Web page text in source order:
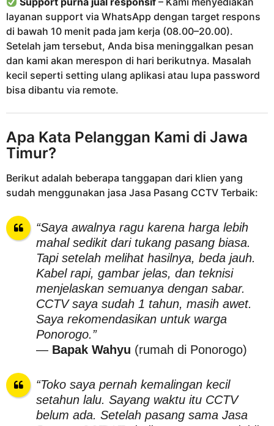
layanan support via WhatsApp dengan target respons
di bawah 10 menit pada jam kerja (08.00–20.00).
Setelah jam tersebut, Anda bisa meninggalkan pesan
dan kami akan merespon di hari berikutnya. Masalah
kecil seperti setting ulang aplikasi atau lupa password
bisa dibantu via remote.
Apa Kata Pelanggan Kami di Jawa
Timur?
Berikut adalah beberapa tanggapan dari klien yang
sudah menggunakan jasa Jasa Pasang CCTV Terbaik:
“Saya awalnya ragu karena harga lebih
mahal sedikit dari tukang pasang biasa.
Tapi setelah melihat hasilnya, beda jauh.
Kabel rapi, gambar jelas, dan teknisi
menjelaskan semuanya dengan sabar.
CCTV saya sudah 1 tahun, masih awet.
Saya rekomendasikan untuk warga
Ponorogo.”
— Bapak Wahyu (rumah di Ponorogo)
“Toko saya pernah kemalingan kecil
setahun lalu. Sayang waktu itu CCTV
belum ada. Setelah pasang sama Jasa